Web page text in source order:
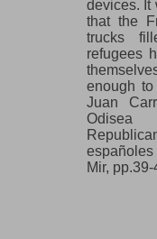
devices. It
that the
trucks
refugees
enough to
Juan
Mir, pp.39-